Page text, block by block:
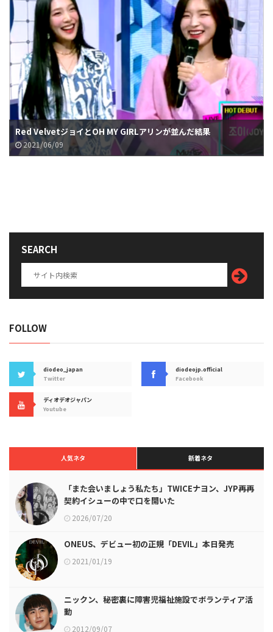
Red VelvetジョイとOH MY GIRLアリンが並んだ結果
2021/06/09
SEARCH
FOLLOW
diodeo_japan
Twitter
diodeojp.official
Facebook
ディオデオジャパン
Youtube
人気ネタ 新着ネタ
「また会いましょう私たち」TWICEナヨン、JYP再再
契約イシューの中で口を開いた
2026/07/20
ONEUS、デビュー初の正規「DEVIL」本日発売
2021/01/19
ニックン、秘密裏に障害児福祉施設でボランティア活
動
2012/09/07